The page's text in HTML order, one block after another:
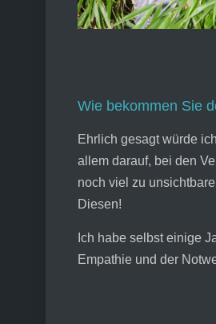
Wie bekommen Sie
Ehrlich gesagt würde
allem darauf, bei den
noch viel zu
Diesen!
Ich habe selbst einige
Empathie und der